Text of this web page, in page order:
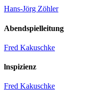
Hans-Jörg Zöhler
Abendspielleitung
Fred Kakuschke
lnspizienz
Fred Kakuschke